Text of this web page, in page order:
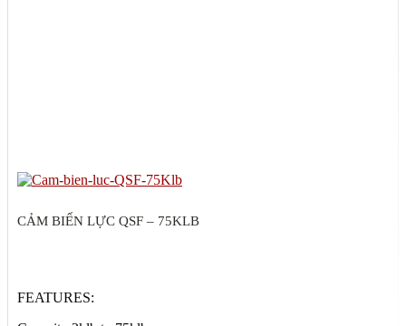
CẢM BIẾN LỰC QSF – 75KLB
FEATURES: